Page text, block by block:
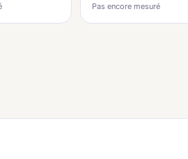
Pas encore mesuré